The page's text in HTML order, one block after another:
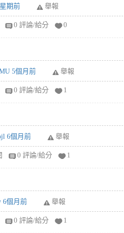
期前 舉報
0 評論/給分 0
5個月前 舉報
0 評論/給分 1
6個月前 舉報
0 評論/給分 1
6個月前 舉報
0 評論/給分 1